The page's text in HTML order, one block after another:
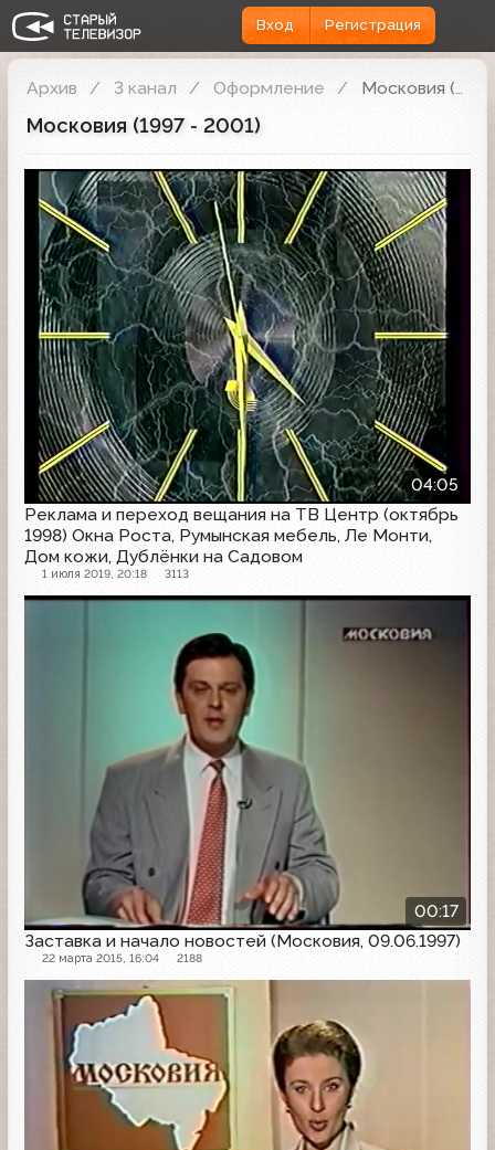
Вход Регистрация
Архив 3 канал Оформление Московия (1997 - 2001)
Московия (1997 - 2001)
04:05
Реклама и переход вещания на ТВ Центр (октябрь
1998) Окна Роста, Румынская мебель, Ле Монти,
Дом кожи, Дублёнки на Садовом
1 июля 2019, 20:18 3113
Другое
00:17
Заставка и начало новостей (Московия, 09.06.1997)
22 марта 2015, 16:04 2188
Начало эфира